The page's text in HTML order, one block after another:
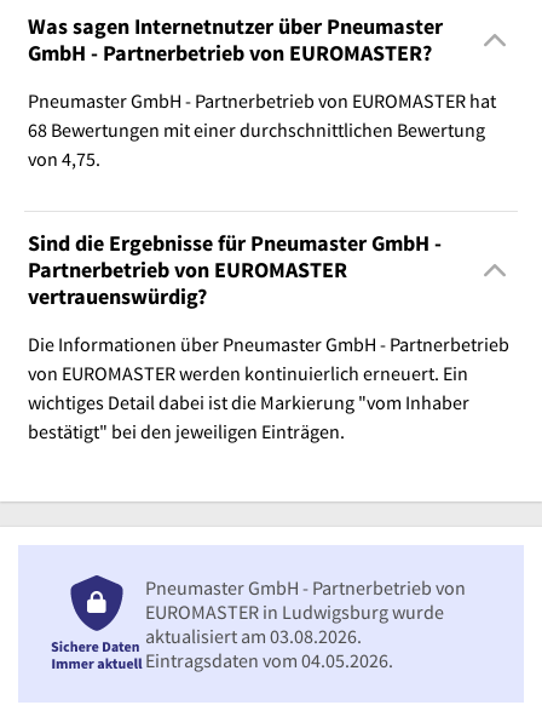
Was sagen Internetnutzer über Pneumaster
GmbH - Partnerbetrieb von EUROMASTER?
Pneumaster GmbH - Partnerbetrieb von EUROMASTER hat
68 Bewertungen mit einer durchschnittlichen Bewertung
von 4,75.
Sind die Ergebnisse für Pneumaster GmbH -
Partnerbetrieb von EUROMASTER
vertrauenswürdig?
Die Informationen über Pneumaster GmbH - Partnerbetrieb
von EUROMASTER werden kontinuierlich erneuert. Ein
wichtiges Detail dabei ist die Markierung "vom Inhaber
bestätigt" bei den jeweiligen Einträgen.
Pneumaster GmbH - Partnerbetrieb von
EUROMASTER in Ludwigsburg wurde
aktualisiert am 03.08.2026.
Eintragsdaten vom 04.05.2026.